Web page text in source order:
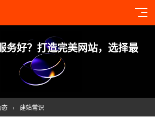
务好？打造完美网站，选择最
态 › 建站常识